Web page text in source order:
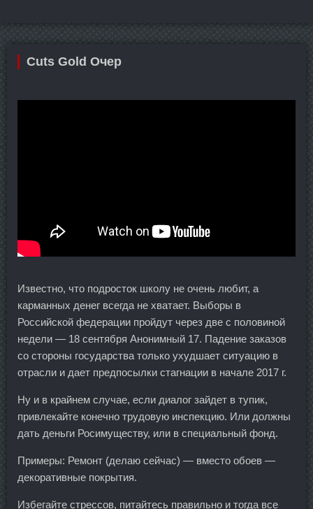
Cuts Gold Очер
Известно, что подросток школу не очень любит, а
карманных денег всегда не хватает. Выборы в
Российской федерации пройдут через две с половиной
недели — 18 сентября Анонимный 17. Падение заказов
со стороны государства только ухудшает ситуацию в
отрасли и дает предпосылки стагнации в начале 2017 г.
Ну и в крайнем случае, если диалог зайдет в тупик,
привлекайте конечно трудовую инспекцию. Или должны
дать деньги Росимуществу, или в специальный фонд.
Примеры: Ремонт (делаю сейчас) — вместо обоев —
декоративные покрытия.
Избегайте стрессов, питайтесь правильно и тогда все